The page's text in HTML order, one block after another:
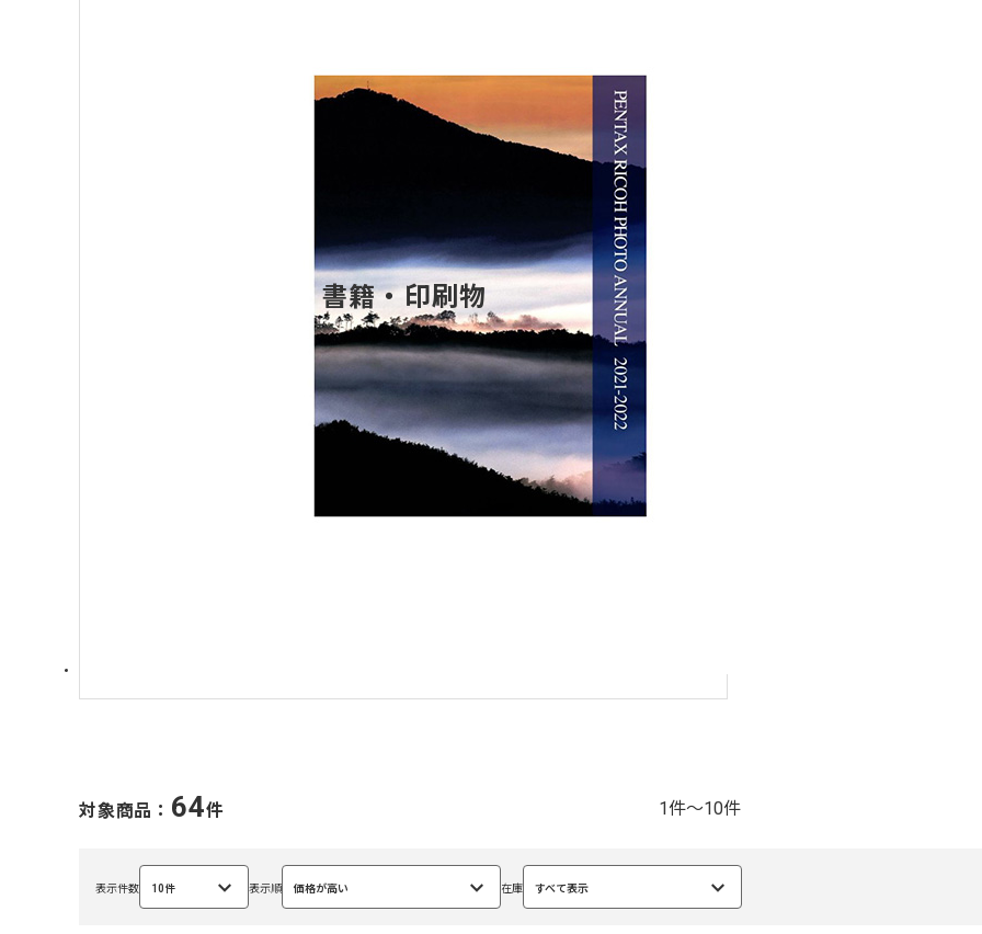
書籍・印刷物
対象商品： 64件 1件～10件
表示件数 10件
選
択
表示順 価格が高い
選
択
在庫 すべて表示
選
択